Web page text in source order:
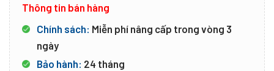
Thông tin bán hàng
Chính sách: Miễn phí nâng cấp trong vòng 3
ngày
Bảo hành: 24 tháng